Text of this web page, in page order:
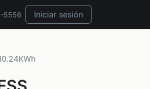
5556 Iniciar sesión